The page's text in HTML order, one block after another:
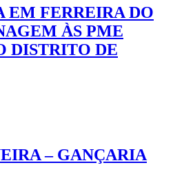
EM FERREIRA DO
ÀS PME
DISTRITO DE
– GANÇARIA